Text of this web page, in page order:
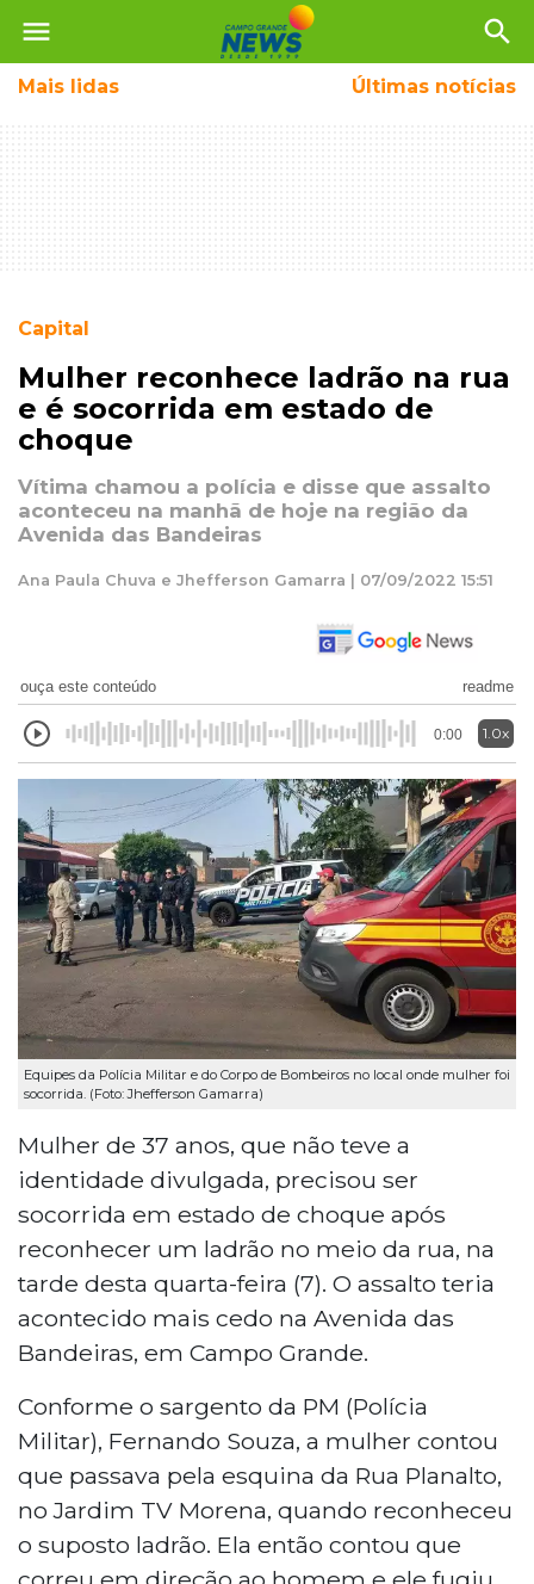
menu search
Mais lidas Últimas notícias
Capital
Mulher reconhece ladrão na rua
e é socorrida em estado de
choque
Vítima chamou a polícia e disse que assalto
aconteceu na manhã de hoje na região da
Avenida das Bandeiras
Ana Paula Chuva e Jhefferson Gamarra | 07/09/2022 15:51
ouça este conteúdo readme
0:00 1.0x
Equipes da Polícia Militar e do Corpo de Bombeiros no local onde mulher foi
socorrida. (Foto: Jhefferson Gamarra)
Mulher de 37 anos, que não teve a
identidade divulgada, precisou ser
socorrida em estado de choque após
reconhecer um ladrão no meio da rua, na
tarde desta quarta-feira (7). O assalto teria
acontecido mais cedo na Avenida das
Bandeiras, em Campo Grande.
Conforme o sargento da PM (Polícia
Militar), Fernando Souza, a mulher contou
que passava pela esquina da Rua Planalto,
no Jardim TV Morena, quando reconheceu
o suposto ladrão. Ela então contou que